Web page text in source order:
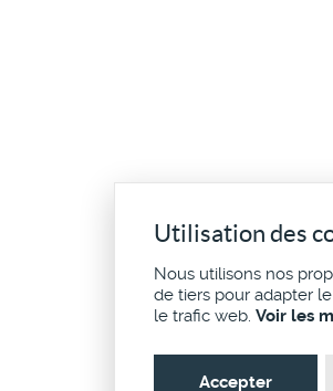
Utilisation des
Nous utilisons nos
de tiers pour adapter
le trafic web. Voir les
Accepter